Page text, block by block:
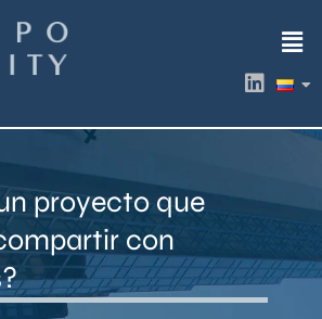
L
i
k
i
proyecto que
con